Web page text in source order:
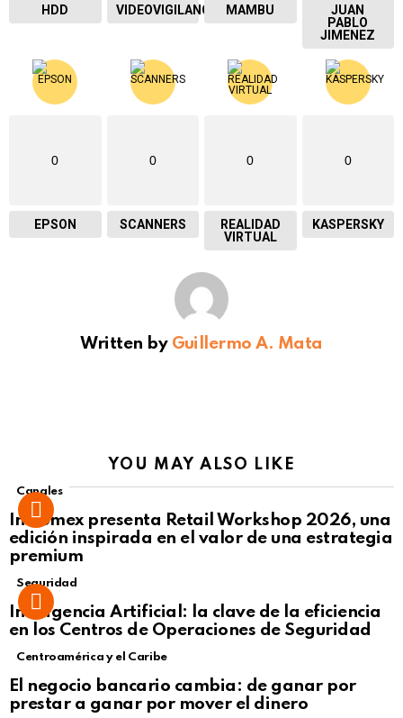
HDD VIDEOVIGILANCIA MAMBU
JUAN
PABLO
JIMENEZ
0
EPSON
0
SCANNERS
0
REALIDAD
VIRTUAL
0
KASPERSKY
Written by Guillermo A. Mata
YOU MAY ALSO LIKE
Canales
Intcomex presenta Retail Workshop 2026, una
edición inspirada en el valor de una estrategia
premium
Seguridad
Inteligencia Artificial: la clave de la eficiencia
en los Centros de Operaciones de Seguridad
Centroamérica y el Caribe
El negocio bancario cambia: de ganar por
prestar a ganar por mover el dinero